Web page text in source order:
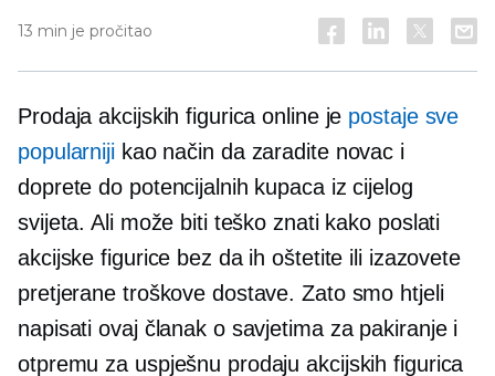
13 min je pročitao
Prodaja akcijskih figurica online je postaje sve
popularnijikao način da zaradite novac i
doprete do potencijalnih kupaca iz cijelog
svijeta. Ali može biti teško znati kako poslati
akcijske figurice bez da ih oštetite ili izazovete
pretjerane troškove dostave. Zato smo htjeli
napisati ovaj članak o savjetima za pakiranje i
otpremu za uspješnu prodaju akcijskih figurica